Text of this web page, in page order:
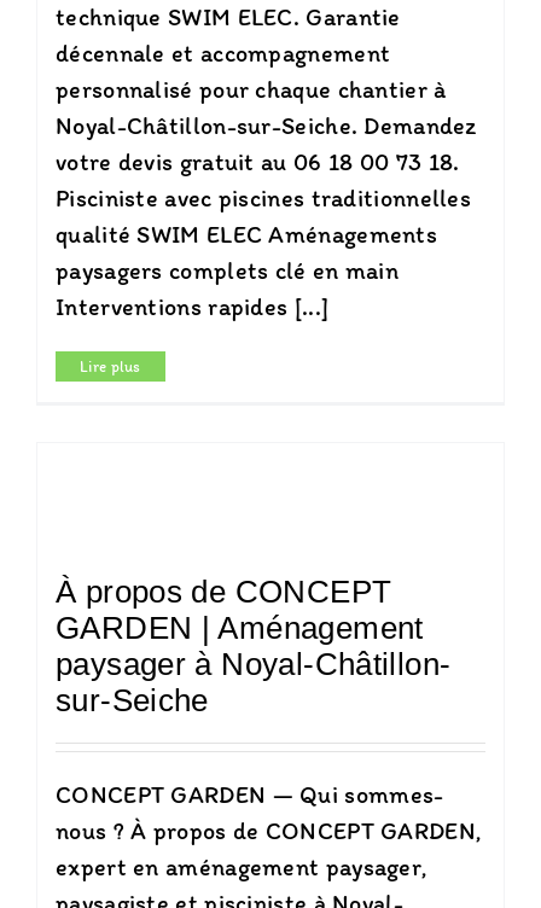
technique SWIM ELEC. Garantie
décennale et accompagnement
personnalisé pour chaque chantier à
Noyal-Châtillon-sur-Seiche. Demandez
votre devis gratuit au 06 18 00 73 18.
Pisciniste avec piscines traditionnelles
qualité SWIM ELEC Aménagements
paysagers complets clé en main
Interventions rapides [...]
Lire plus
À propos de CONCEPT
GARDEN | Aménagement
paysager à Noyal-Châtillon-
sur-Seiche
CONCEPT GARDEN — Qui sommes-
nous ? À propos de CONCEPT GARDEN,
expert en aménagement paysager,